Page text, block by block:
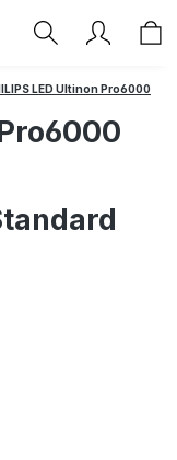
LED Ultinon Pro6000